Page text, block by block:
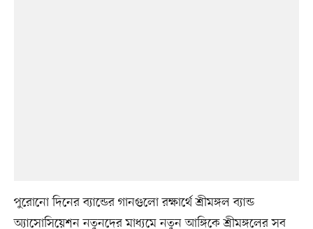
পুরোনো দিনের ব্যান্ডের গানগুলো রক্ষার্থে শ্রীমঙ্গল ব্যান্ড
অ্যাসোসিয়েশন নতুনদের মাধ্যমে নতুন আঙ্গিকে শ্রীমঙ্গলের সব